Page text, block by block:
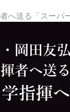
へ送る「スーパ